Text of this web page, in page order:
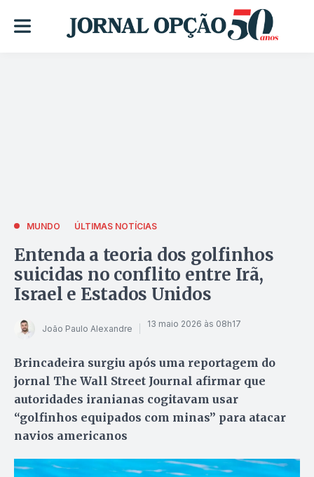
MUNDO ÚLTIMAS NOTÍCIAS
Entenda a teoria dos golfinhos
suicidas no conflito entre Irã,
Israel e Estados Unidos
João Paulo Alexandre 13 maio 2026 às 08h17
Brincadeira surgiu após uma reportagem do
jornal The Wall Street Journal afirmar que
autoridades iranianas cogitavam usar
“golfinhos equipados com minas” para atacar
navios americanos